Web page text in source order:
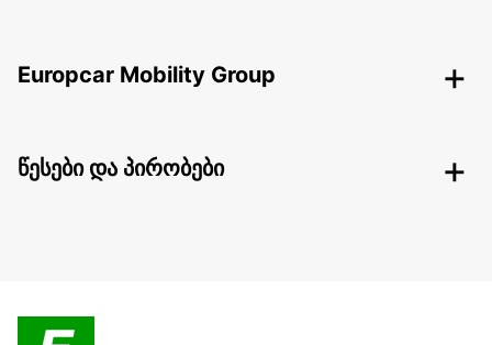
Europcar Mobility Group
წესები და პირობები